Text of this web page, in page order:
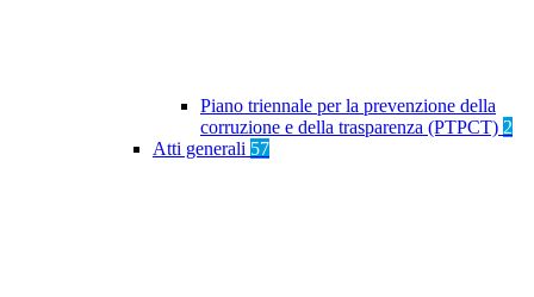
Piano triennale per la prevenzione della
corruzione e della trasparenza (PTPCT) 2
Atti generali 57